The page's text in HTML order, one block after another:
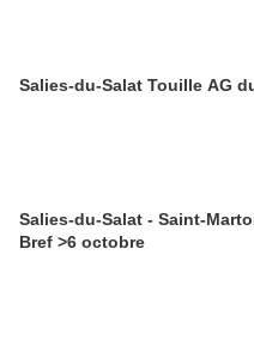
Salies-du-Salat Touille AG
Salies-du-Salat - Saint-
Bref >6 octobre